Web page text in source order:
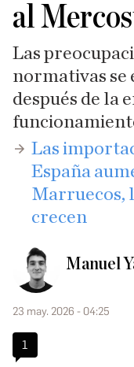
al
Las
normativas se
después de la
Las
España
Marruecos,
crecen
Manuel
23 may. 2026 - 04:25
1